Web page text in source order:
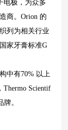
电极，为众多
商。Orion 的
列为相关行业
家牙膏标准G
中有70% 以上
Thermo Scientif
牌。